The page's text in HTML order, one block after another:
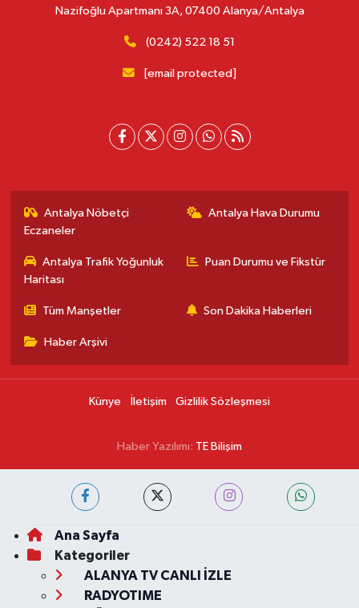
Nazifoğlu Apartmanı 3A, 07400 Alanya/Antalya
(0242) 522 18 51
[email protected]
Antalya Nöbetçi
Eczaneler
Antalya Hava Durumu
Antalya Trafik Yoğunluk
Haritası
Puan Durumu ve Fikstür
Tüm Manşetler Son Dakika Haberleri
Haber Arşivi
Künye İletişim Gizlilik Sözleşmesi
Haber Yazılımı: TE Bilişim
Ana Sayfa
Kategoriler
ALANYA TV CANLI İZLE
RADYOTIME